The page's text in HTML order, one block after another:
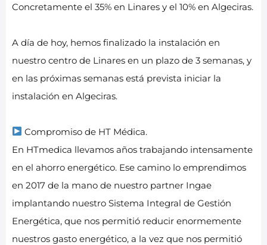
Concretamente el 35% en Linares y el 10% en Algeciras.
A día de hoy, hemos finalizado la instalación en
nuestro centro de Linares en un plazo de 3 semanas, y
en las próximas semanas está prevista iniciar la
instalación en Algeciras.
Compromiso de HT Médica.
En HTmedica llevamos años trabajando intensamente
en el ahorro energético. Ese camino lo emprendimos
en 2017 de la mano de nuestro partner Ingae
implantando nuestro Sistema Integral de Gestión
Energética, que nos permitió reducir enormemente
nuestros gasto energético, a la vez que nos permitió